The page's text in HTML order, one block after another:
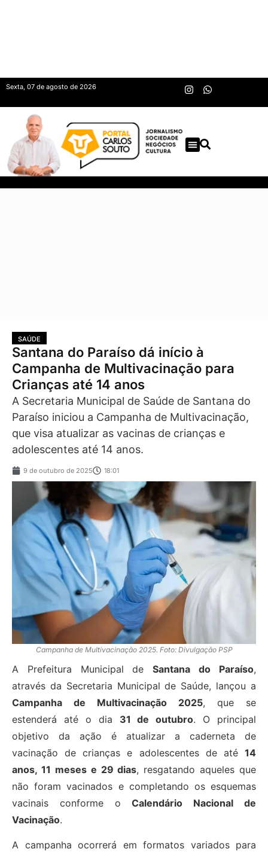
Sexta, 07 de agosto de 2026
SAÚDE
Santana do Paraíso dá início à
Campanha de Multivacinação para
Crianças até 14 anos
A Secretaria Municipal de Saúde de Santana do
Paraíso iniciou a Campanha de Multivacinação,
que visa atualizar as vacinas de crianças e
adolescentes até 14 anos.
9 de outubro de 2025 18:01
Campanha de Multivacinação 2025. Foto: Divulgação PSP
A Prefeitura Municipal deSantana do Paraíso,
através da Secretaria Municipal de Saúde, lançou a
Campanha de Multivacinação 2025, que se
estenderá até o dia 31 de outubro. O principal
objetivo da ação é atualizar a caderneta de
vacinação de crianças e adolescentes de até 14
anos, 11 meses e 29 dias, resgatando aqueles que
não foram vacinados e completando os esquemas
vacinais conforme oCalendário Nacional de
Vacinação.
A campanha ocorrerá em formatos variados para